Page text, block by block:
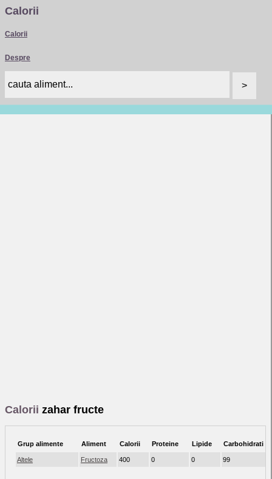
Calorii
Calorii
Despre
Calorii zahar fructe
Grup alimente Aliment Calorii Proteine Lipide Carbohidrati
Altele Fructoza 400 0 0 99